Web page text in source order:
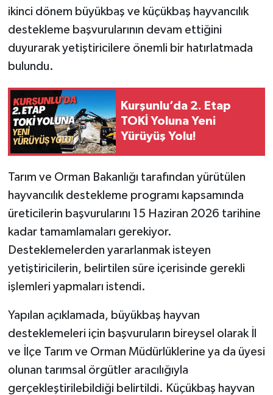
ikinci dönem büyükbaş ve küçükbaş hayvancılık
destekleme başvurularının devam ettiğini
duyurarak yetiştiricilere önemli bir hatırlatmada
bulundu.
Kurşunlu’da 2. Etap
TOKİ Yoluna Yeni
Yürüyüş Yolu!
Tarım ve Orman Bakanlığı tarafından yürütülen
hayvancılık destekleme programı kapsamında
üreticilerin başvurularını 15 Haziran 2026 tarihine
kadar tamamlamaları gerekiyor.
Desteklemelerden yararlanmak isteyen
yetiştiricilerin, belirtilen süre içerisinde gerekli
işlemleri yapmaları istendi.
Yapılan açıklamada, büyükbaş hayvan
desteklemeleri için başvuruların bireysel olarak İl
ve İlçe Tarım ve Orman Müdürlüklerine ya da üyesi
olunan tarımsal örgütler aracılığıyla
gerçekleştirilebildiği belirtildi. Küçükbaş hayvan